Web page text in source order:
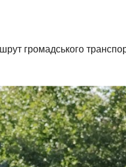
громадського